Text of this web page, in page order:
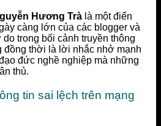
Hương Trà là một điển
càng lớn của các blogger và
trong bối cảnh truyền thông
đồng thời là lời nhắc nhở mạnh
đức nghề nghiệp mà những
thủ.
tin sai lệch trên mạng